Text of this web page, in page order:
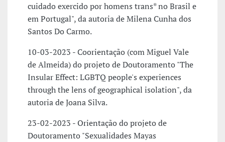
cuidado exercido por homens trans* no Brasil e
em Portugal", da autoria de Milena Cunha dos
Santos Do Carmo.
10-03-2023 - Coorientação (com Miguel Vale
de Almeida) do projeto de Doutoramento "The
Insular Effect: LGBTQ people's experiences
through the lens of geographical isolation", da
autoria de Joana Silva.
23-02-2023 - Orientação do projeto de
Doutoramento "Sexualidades Mayas